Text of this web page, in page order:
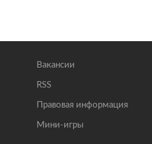
Вакансии
RSS
Правовая информация
Мини-игры